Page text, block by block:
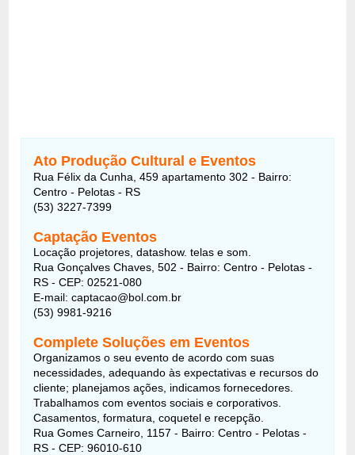
Ato Produção Cultural e Eventos
Rua Félix da Cunha, 459 apartamento 302 - Bairro:
Centro - Pelotas - RS
(53) 3227-7399
Captação Eventos
Locação projetores, datashow. telas e som.
Rua Gonçalves Chaves, 502 - Bairro: Centro - Pelotas -
RS - CEP: 02521-080
E-mail: captacao@bol.com.br
(53) 9981-9216
Complete Soluções em Eventos
Organizamos o seu evento de acordo com suas
necessidades, adequando às expectativas e recursos do
cliente; planejamos ações, indicamos fornecedores.
Trabalhamos com eventos sociais e corporativos.
Casamentos, formatura, coquetel e recepção.
Rua Gomes Carneiro, 1157 - Bairro: Centro - Pelotas -
RS - CEP: 96010-610